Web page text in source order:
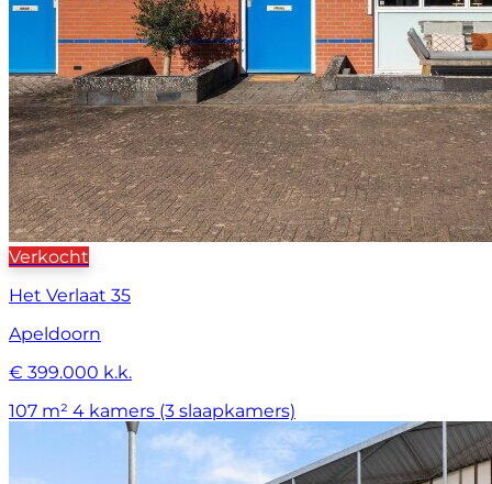
Verkocht
Het Verlaat 35
Apeldoorn
€ 399.000 k.k.
107 m² 4 kamers (3 slaapkamers)